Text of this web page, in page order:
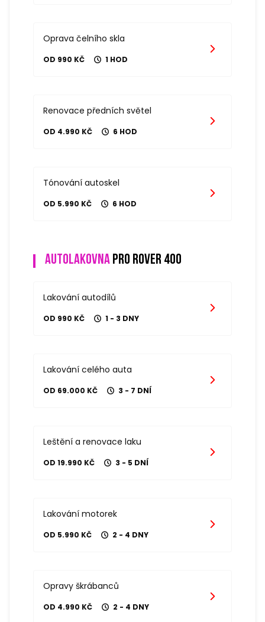
Oprava čelního skla
OD 990 KČ 1 HOD
Renovace předních světel
OD 4.990 KČ 6 HOD
Tónování autoskel
OD 5.990 KČ 6 HOD
Autolakovna pro rover 400
Lakování autodílů
OD 990 KČ 1 - 3 DNY
Lakování celého auta
OD 69.000 KČ 3 - 7 DNÍ
Leštění a renovace laku
OD 19.990 KČ 3 - 5 DNÍ
Lakování motorek
OD 5.990 KČ 2 - 4 DNY
Opravy škrábanců
OD 4.990 KČ 2 - 4 DNY